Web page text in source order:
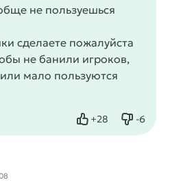
не пользуешься
сделаете пожалуйста
не банили игроков,
мало пользуются
+28
Нравится -6
Не